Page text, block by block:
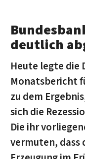
deutlich
Heute legte die
Monatsbericht
zu dem
sich die
Die ihr
vermuten,